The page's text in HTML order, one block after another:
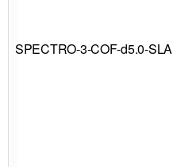
SPECTRO-3-COF-d5.0-SLA